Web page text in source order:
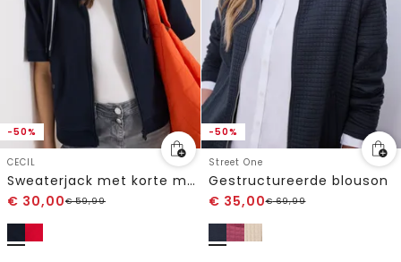
-50%
CECIL
Sweaterjack met korte mouwen en capuchon
€ 30,00€59,99
-50%
Street One
Gestructureerde blouson
€ 35,00€69,99